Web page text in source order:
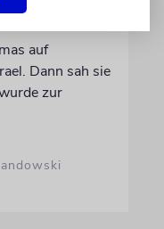
auf
Dann sah sie
zur